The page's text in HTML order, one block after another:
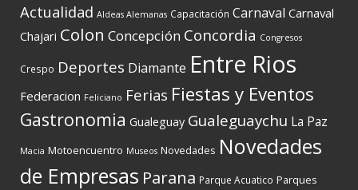
Actualidad Aldeas Alemanas Capacitación Carnaval Carnaval
Chajari Colon Concepción Concordia Congresos
Crespo Deportes Diamante Entre Rios
Federacion Feliciano Ferias Fiestas y Eventos
Gastronomia Gualeguay Gualeguaychu La Paz
Macia Motoencuentro Museos Novedades Novedades
de Empresas Parana Parque Acuatico Parques